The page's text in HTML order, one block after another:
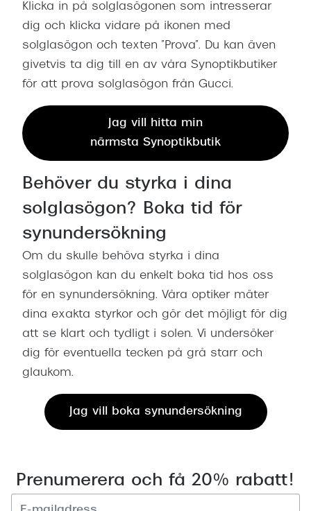
Klicka in på solglasögonen som intresserar
dig och klicka vidare på ikonen med
solglasögon och texten ”Prova”. Du kan även
givetvis ta dig till en av våra Synoptikbutiker
för att prova solglasögon från Gucci.
Jag vill hitta min
närmsta Synoptikbutik
Behöver du styrka i dina
solglasögon? Boka tid för
synundersökning
Om du skulle behöva styrka i dina
solglasögon kan du enkelt boka tid hos oss
för en synundersökning. Våra optiker mäter
dina exakta styrkor och gör det möjligt för dig
att se klart och tydligt i solen. Vi undersöker
dig för eventuella tecken på grå starr och
glaukom.
Jag vill boka synundersökning
Prenumerera och få 20% rabatt!